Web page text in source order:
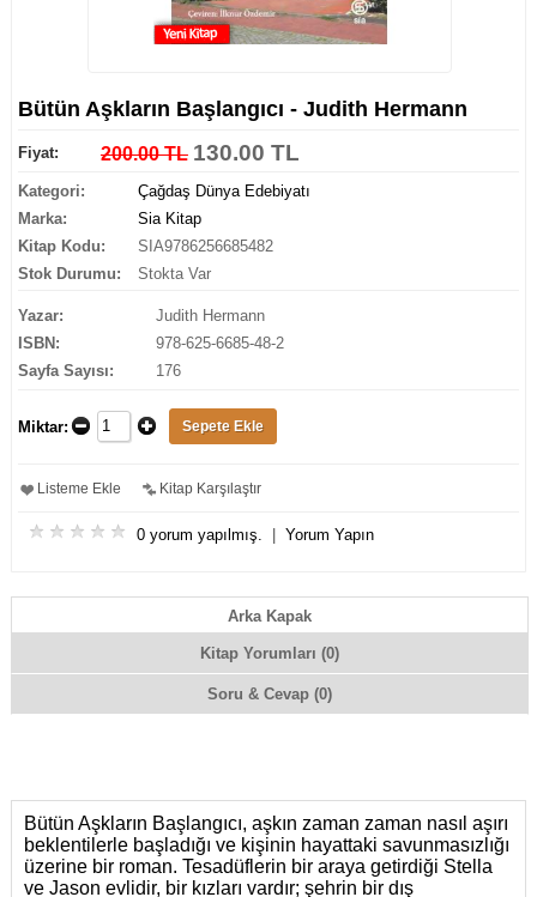
Bütün Aşkların Başlangıcı - Judith Hermann
Fiyat: 200.00 TL 130.00 TL
Kategori:
Çağdaş Dünya Edebiyatı
Marka:
Sia Kitap
Kitap Kodu:
SIA9786256685482
Stok Durumu:
Stokta Var
Yazar:
Judith Hermann
ISBN:
978-625-6685-48-2
Sayfa Sayısı:
176
Miktar:
Listeme Ekle Kitap Karşılaştır
0 yorum yapılmış. Yorum Yapın
Arka Kapak
Kitap Yorumları (0)
Soru & Cevap (0)
Bütün Aşkların Başlangıcı, aşkın zaman zaman nasıl aşırı
beklentilerle başladığı ve kişinin hayattaki savunmasızlığı
üzerine bir roman. Tesadüflerin bir araya getirdiği Stella
ve Jason evlidir, bir kızları vardır; şehrin bir dış